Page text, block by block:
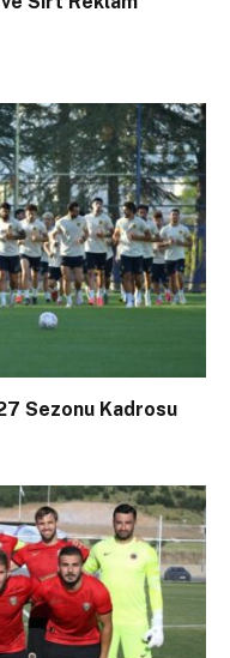
Sezonu Kadrosu